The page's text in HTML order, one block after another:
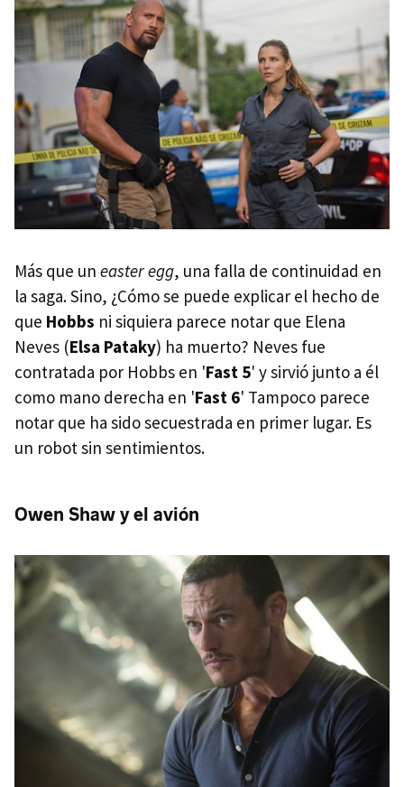
Más que un easter egg, una falla de continuidad en
la saga. Sino, ¿Cómo se puede explicar el hecho de
que Hobbs ni siquiera parece notar que Elena
Neves (Elsa Pataky) ha muerto? Neves fue
contratada por Hobbs en 'Fast 5' y sirvió junto a él
como mano derecha en 'Fast 6' Tampoco parece
notar que ha sido secuestrada en primer lugar. Es
un robot sin sentimientos.
Owen Shaw y el avión